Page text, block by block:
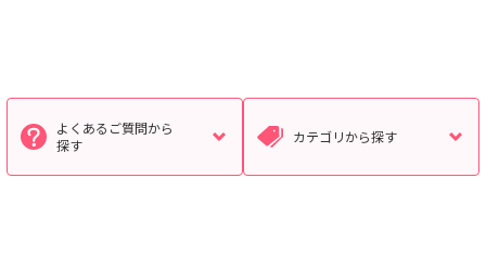
よくあるご質問から
探す
カテゴリから探す